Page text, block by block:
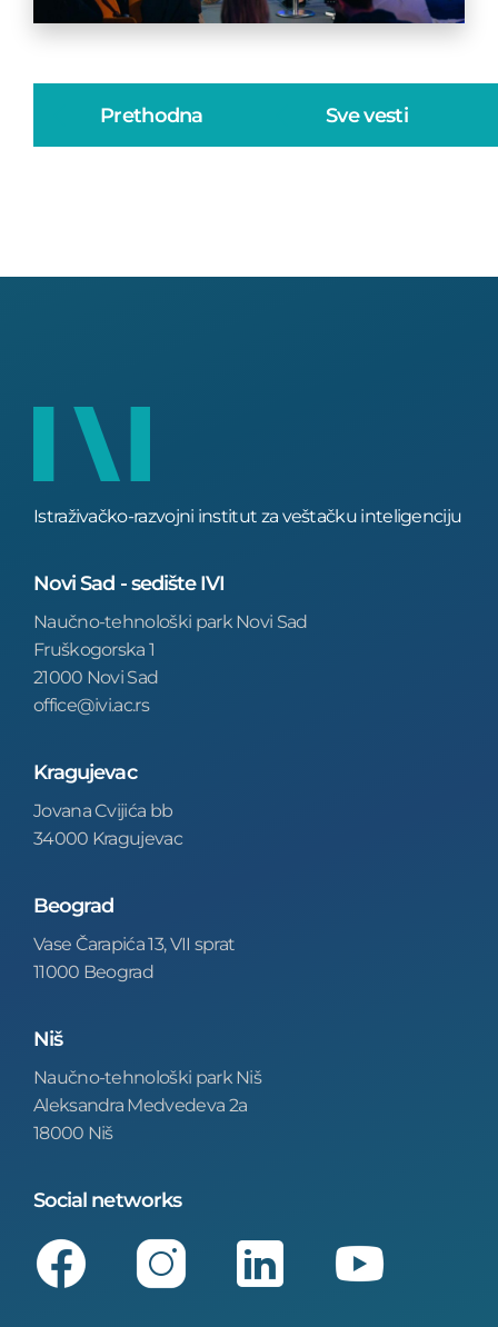
Prethodna Sve vesti
Istraživačko-razvojni institut za veštačku inteligenciju
Novi Sad - sedište IVI
Naučno-tehnološki park Novi Sad
Fruškogorska 1
21000 Novi Sad
office@ivi.ac.rs
Kragujevac
Jovana Cvijića bb
34000 Kragujevac
Beograd
Vase Čarapića 13, VII sprat
11000 Beograd
Niš
Naučno-tehnološki park Niš
Aleksandra Medvedeva 2a
18000 Niš
Social networks
Facebook Instagram LinkedIn